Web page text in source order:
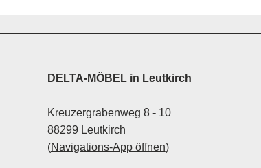
DELTA-MÖBEL in Leutkirch
Kreuzergrabenweg 8 - 10
88299 Leutkirch
(Navigations-App öffnen)